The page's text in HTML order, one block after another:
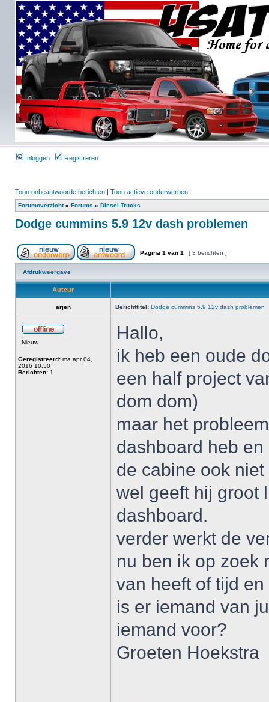
Inloggen Registreren
Toon onbeantwoorde berichten | Toon actieve onderwerpen
Forumoverzicht» Forums » Diesel Trucks
Dodge cummins 5.9 12v dash problemen
Pagina 1 van 1 [ 3 berichten ]
Afdrukweergave
Auteur
arjen Berichttitel: Dodge cummins 5.9 12v dash problemen
Nieuw
Geregistreerd: ma apr 04,
2016 10:50
Berichten: 1
Hallo,
ik heb een oude
een half project
dom dom)
maar het
dashboard heb
de cabine ook niet
wel geeft hij groot
dashboard.
verder werkt de
nu ben ik op zoek
van heeft of tijd
is er iemand van
iemand voor?
Groeten Hoekstra